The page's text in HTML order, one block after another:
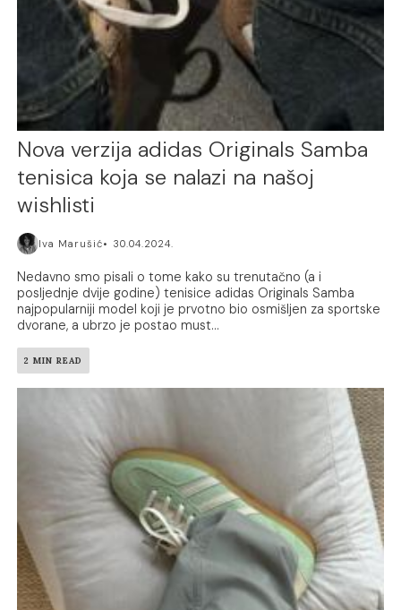
Nova verzija adidas Originals Samba
tenisica koja se nalazi na našoj
wishlisti
Iva Marušić 30.04.2024.
Nedavno smo pisali o tome kako su trenutačno (a i
posljednje dvije godine) tenisice adidas Originals Samba
najpopularniji model koji je prvotno bio osmišljen za sportske
dvorane, a ubrzo je postao must...
2 MIN READ